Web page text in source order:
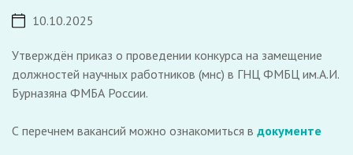
10.10.2025
Утверждён приказ о проведении конкурса на замещение
должностей научных работников (мнс) в ГНЦ ФМБЦ им.А.И.
Бурназяна ФМБА России.
С перечнем вакансий можно ознакомиться в документе